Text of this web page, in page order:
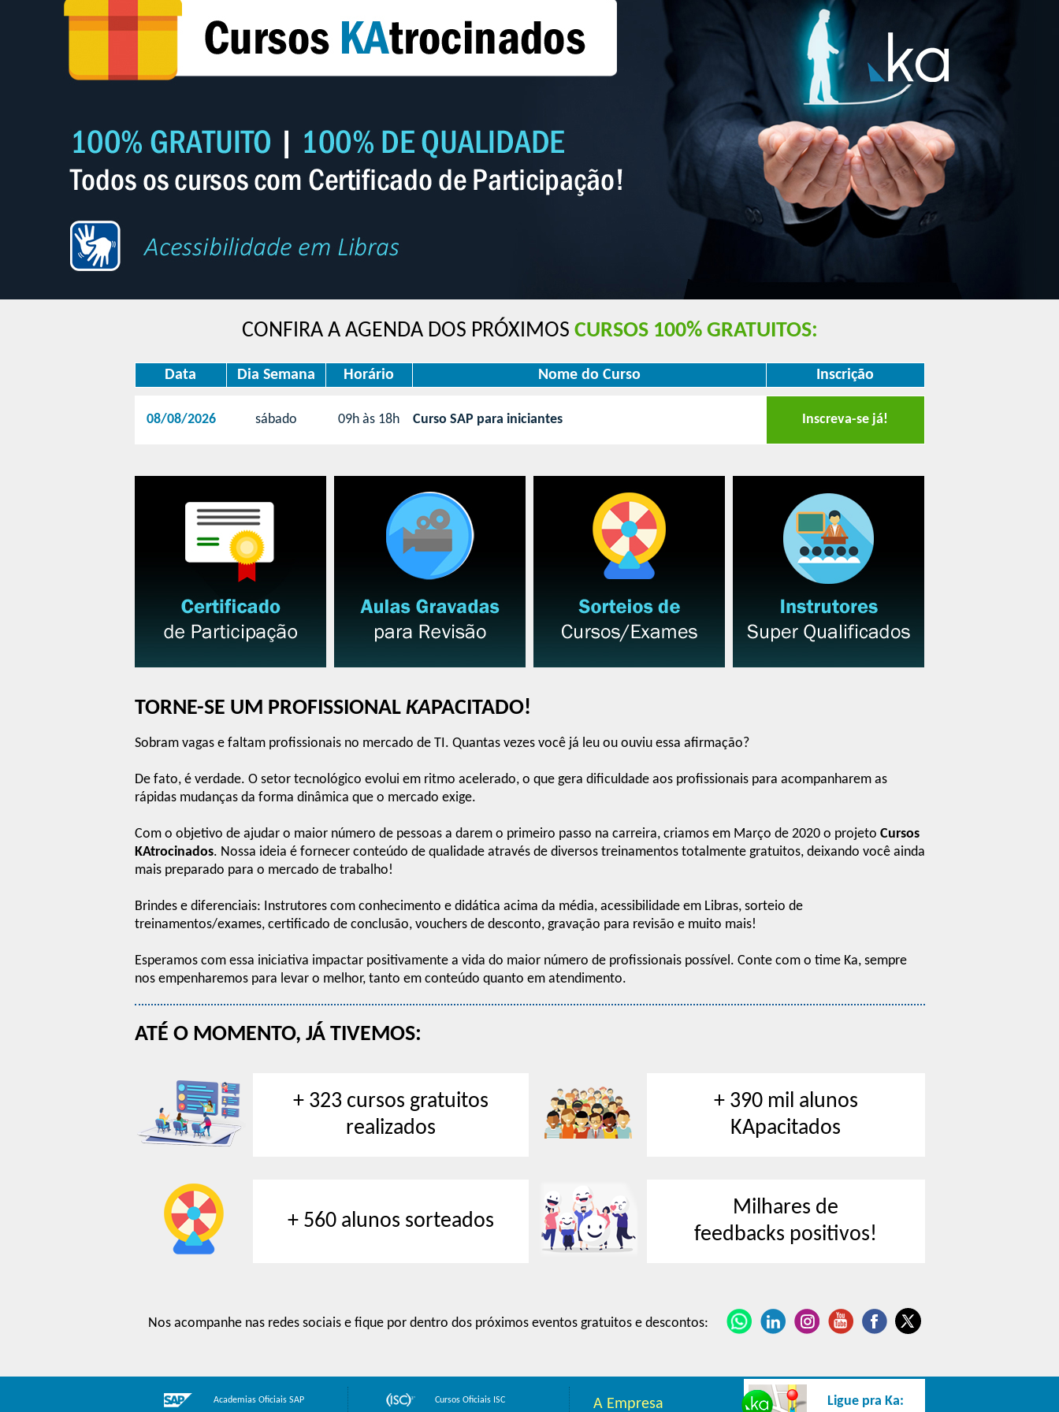
CONFIRA A AGENDA DOS PRÓXIMOS CURSOS 100% GRATUITOS:
Data Dia Semana Horário Nome do Curso Inscrição
08/08/2026 sábado 09h às 18h Curso SAP para iniciantes Inscreva-se já!
TORNE-SE UM PROFISSIONAL KAPACITADO!
Sobram vagas e faltam profissionais no mercado de TI. Quantas vezes você já leu ou ouviu essa afirmação?
De fato, é verdade. O setor tecnológico evolui em ritmo acelerado, o que gera dificuldade aos profissionais para acompanharem as
rápidas mudanças da forma dinâmica que o mercado exige.
Com o objetivo de ajudar o maior número de pessoas a darem o primeiro passo na carreira, criamos em Março de 2020 o projeto Cursos
KAtrocinados. Nossa ideia é fornecer conteúdo de qualidade através de diversos treinamentos totalmente gratuitos, deixando você ainda
mais preparado para o mercado de trabalho!
Brindes e diferenciais: Instrutores com conhecimento e didática acima da média, acessibilidade em Libras, sorteio de
treinamentos/exames, certificado de conclusão, vouchers de desconto, gravação para revisão e muito mais!
Esperamos com essa iniciativa impactar positivamente a vida do maior número de profissionais possível. Conte com o time Ka, sempre
nos empenharemos para levar o melhor, tanto em conteúdo quanto em atendimento.
ATÉ O MOMENTO, JÁ TIVEMOS:
+ 323 cursos gratuitos
realizados
+ 390 mil alunos
KApacitados
+ 560 alunos sorteados
Milhares de
feedbacks positivos!
Nos acompanhe nas redes sociais e fique por dentro dos próximos eventos gratuitos e descontos:
Academias Oficiais SAP Cursos Oficiais ISC A Empresa Ligue pra Ka: